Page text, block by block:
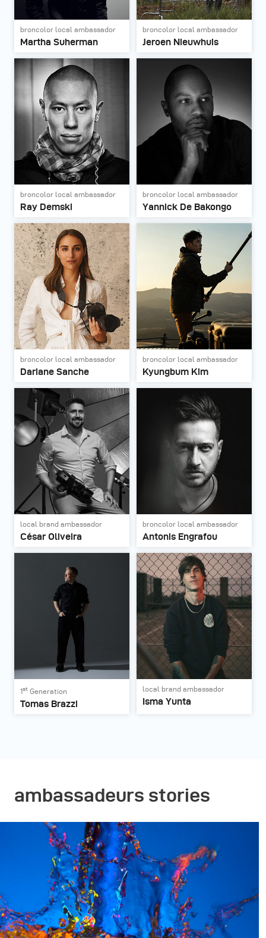
broncolor local ambassador
Martha Suherman
broncolor local ambassador
Jeroen Nieuwhuis
broncolor local ambassador
Ray Demski
broncolor local ambassador
Yannick De Bakongo
broncolor local ambassador
Dariane Sanche
broncolor local ambassador
Kyungbum Kim
local brand ambassador
César Oliveira
broncolor local ambassador
Antonis Engrafou
1st Generation
Tomas Brazzi
local brand ambassador
Isma Yunta
ambassadeurs stories